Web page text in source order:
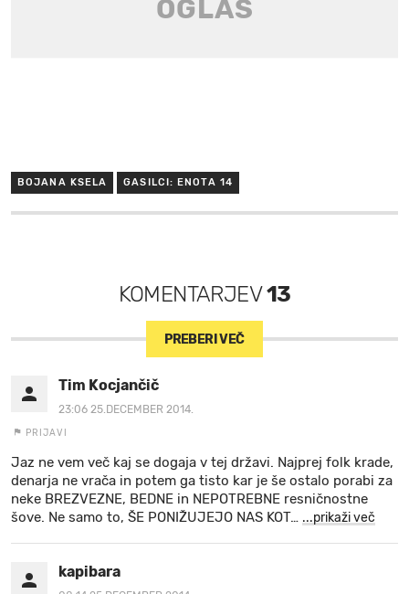
BOJANA KSELA GASILCI: ENOTA 14
KOMENTARJEV13
PREBERI VEČ
Tim Kocjančič
23:06 25.DECEMBER 2014.
PRIJAVI
Jaz ne vem več kaj se dogaja v tej državi. Najprej folk krade,
denarja ne vrača in potem ga tisto kar je še ostalo porabi za
neke BREZVEZNE, BEDNE in NEPOTREBNE resničnostne
šove. Ne samo to, ŠE PONIŽUJEJO NAS KOT… ...prikaži več
kapibara